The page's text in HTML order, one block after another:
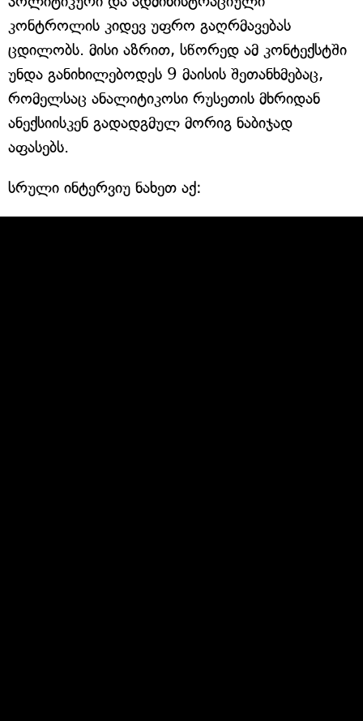
კონტროლის კიდევ უფრო გაღრმავებას
ცდილობს. მისი აზრით, სწორედ ამ კონტექსტში
უნდა განიხილებოდეს 9 მაისის შეთანხმებაც,
რომელსაც ანალიტიკოსი რუსეთის მხრიდან
ანექსიისკენ გადადგმულ მორიგ ნაბიჯად
აფასებს.
სრული ინტერვიუ ნახეთ აქ: